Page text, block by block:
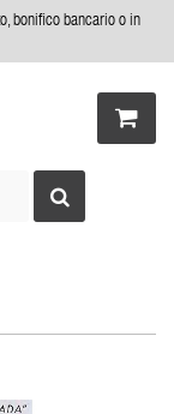
bonifico bancario o in